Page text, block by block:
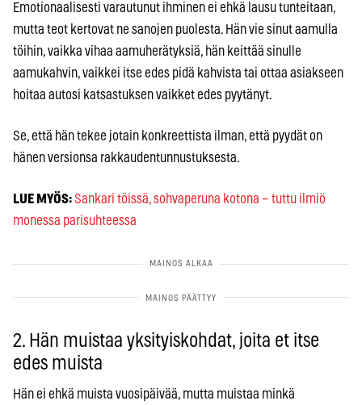
Emotionaalisesti varautunut ihminen ei ehkä lausu tunteitaan,
mutta teot kertovat ne sanojen puolesta. Hän vie sinut aamulla
töihin, vaikka vihaa aamuherätyksiä, hän keittää sinulle
aamukahvin, vaikkei itse edes pidä kahvista tai ottaa asiakseen
hoitaa autosi katsastuksen vaikket edes pyytänyt.
Se, että hän tekee jotain konkreettista ilman, että pyydät on
hänen versionsa rakkaudentunnustuksesta.
LUE MYÖS:Sankari töissä, sohvaperuna kotona – tuttu ilmiö
monessa parisuhteessa
2. Hän muistaa yksityiskohdat, joita et itse
edes muista
Hän ei ehkä muista vuosipäivää, mutta muistaa minkä